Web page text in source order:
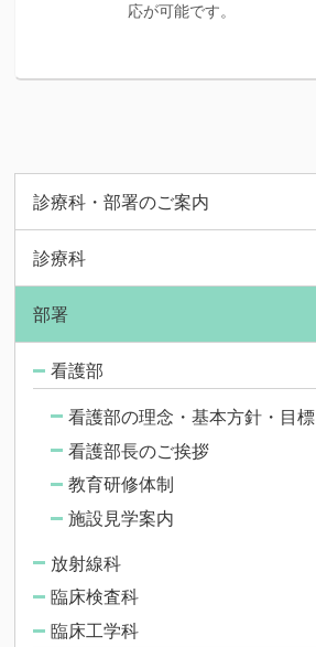
応が可能です。
診療科・部署のご案内
診療科
部署
看護部
看護部の理念・基本方針・目標
看護部長のご挨拶
教育研修体制
施設見学案内
放射線科
臨床検査科
臨床工学科